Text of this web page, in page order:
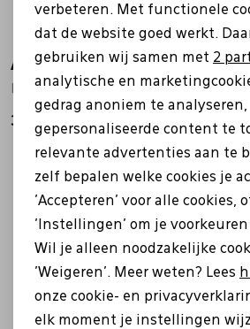
Atelier Rebul
Istanbul Bosphorus Roomspray zilver
39,00 37,00
Analytische cookies
Marketing cookies
verbeteren. Met functionele
dat de website goed werkt.
gebruiken wij samen met 2
analytische en
gedrag anoniem te analyseren,
gepersonaliseerde content te
relevante advertenties aan te
zelf bepalen welke cookies je
'Accepteren' voor alle cookies,
'Instellingen' om je voorkeuren
Wil je alleen noodzakelijke
'Weigeren'. Meer weten? Lees
onze cookie- en
elk moment je instellingen